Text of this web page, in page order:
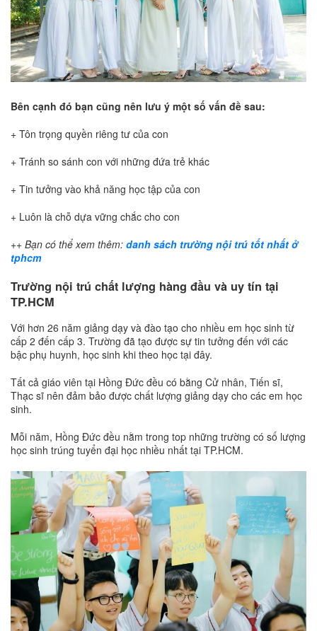
Bên cạnh đó bạn cũng nên lưu ý một số vấn đề sau:
+ Tôn trọng quyền riêng tư của con
+ Tránh so sánh con với những đứa trẻ khác
+ Tin tưởng vào khả năng học tập của con
+ Luôn là chỗ dựa vững chắc cho con
++ Bạn có thể xem thêm: danh sách trường nội trú tốt nhất ở
tphcm
Trường nội trú chất lượng hàng đầu và uy tín tại
TP.HCM
Với hơn 26 năm giảng dạy và đào tạo cho nhiều em học sinh từ
cấp 2 đến cấp 3. Trường đã tạo được sự tin tưởng đến với các
bậc phụ huynh, học sinh khi theo học tại đây.
Tất cả giáo viên tại Hồng Đức đều có bằng Cử nhân, Tiến sĩ,
Thạc sĩ nên đảm bảo được chất lượng giảng dạy cho các em học
sinh.
Mỗi năm, Hồng Đức đều nằm trong top những trường có số lượng
học sinh trúng tuyển đại học nhiều nhất tại TP.HCM.